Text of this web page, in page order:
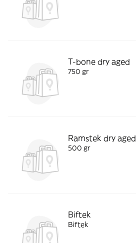
T-bone dry aged
750 gr
Ramstek dry aged
500 gr
Biftek
Biftek